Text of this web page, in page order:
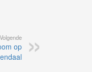
Volgende
op